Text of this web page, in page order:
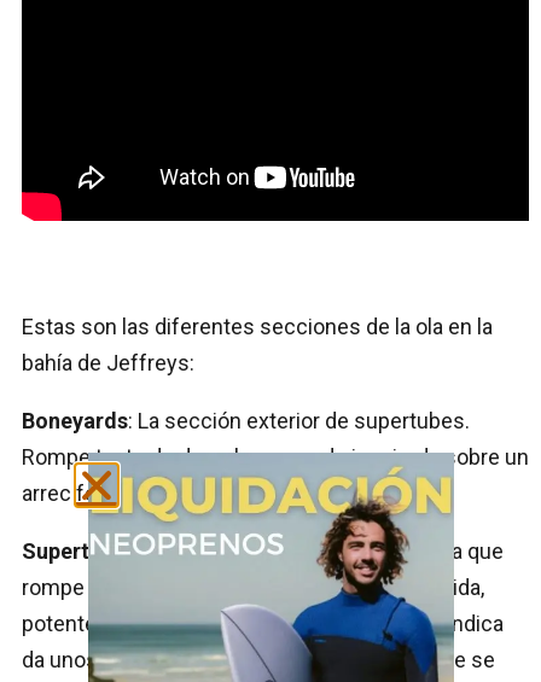
Estas son las diferentes secciones de la ola en la
bahía de Jeffreys:
Boneyards: La sección exterior de supertubes.
Rompe tanto de derecha como de izquierda sobre un
arrecife de rocas poco profundo.
Supertubes: La joya de la corona. Una derecha que
rompe sobre un arrecife de piedras, superrápida,
potente y larga, que como su propio nombre indica
da unos tubos de escándalo. Aquí es en donde se